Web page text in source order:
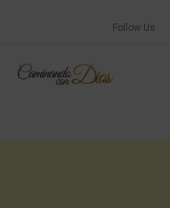
Follow Us